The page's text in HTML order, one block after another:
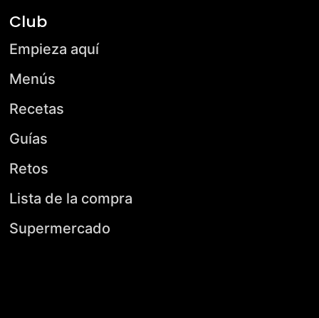
Club
Empieza aquí
Menús
Recetas
Guías
Retos
Lista de la compra
Supermercado